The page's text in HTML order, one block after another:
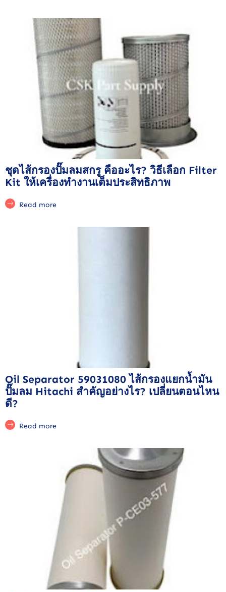
ชุดไส้กรองปั๊มลมสกรู คืออะไร? วิธีเลือก Filter
Kit ให้เครื่องทำงานเต็มประสิทธิภาพ
Read more
Oil Separator 59031080 ไส้กรองแยกน้ำมัน
ปั๊มลม Hitachi สำคัญอย่างไร? เปลี่ยนตอนไหน
ดี?
Read more